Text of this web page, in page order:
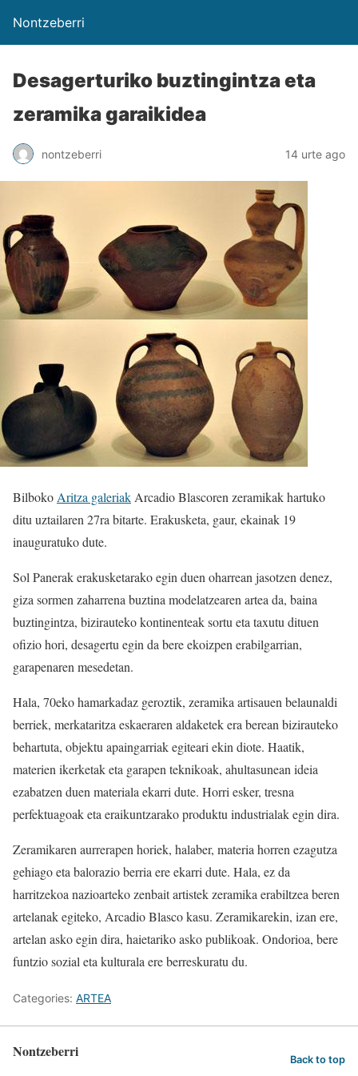
Nontzeberri
Desagerturiko buztingintza eta
zeramika garaikidea
nontzeberri 14 urte ago
Bilboko Aritza galeriak Arcadio Blascoren zeramikak hartuko
ditu uztailaren 27ra bitarte. Erakusketa, gaur, ekainak 19
inauguratuko dute.
Sol Panerak erakusketarako egin duen oharrean jasotzen denez,
giza sormen zaharrena buztina modelatzearen artea da, baina
buztingintza, bizirauteko kontinenteak sortu eta taxutu dituen
ofizio hori, desagertu egin da bere ekoizpen erabilgarrian,
garapenaren mesedetan.
Hala, 70eko hamarkadaz geroztik, zeramika artisauen belaunaldi
berriek, merkataritza eskaeraren aldaketek era berean bizirauteko
behartuta, objektu apaingarriak egiteari ekin diote. Haatik,
materien ikerketak eta garapen teknikoak, ahultasunean ideia
ezabatzen duen materiala ekarri dute. Horri esker, tresna
perfektuagoak eta eraikuntzarako produktu industrialak egin dira.
Zeramikaren aurrerapen horiek, halaber, materia horren ezagutza
gehiago eta balorazio berria ere ekarri dute. Hala, ez da
harritzekoa nazioarteko zenbait artistek zeramika erabiltzea beren
artelanak egiteko, Arcadio Blasco kasu. Zeramikarekin, izan ere,
artelan asko egin dira, haietariko asko publikoak. Ondorioa, bere
funtzio sozial eta kulturala ere berreskuratu du.
Categories: ARTEA
Nontzeberri Back to top